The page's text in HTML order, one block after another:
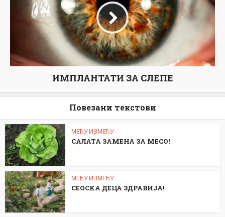
ИМПЛАНТАТИ ЗА СЛЕПЕ
Повезани текстови
МЕЂУ ИЗМЕЂУ
САЛАТА ЗАМЕНА ЗА МЕСО!
МЕЂУ ИЗМЕЂУ
СЕОСKА ДЕЦА ЗДРАВИЈА!